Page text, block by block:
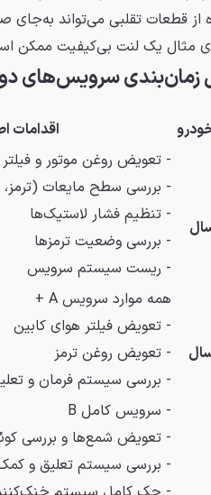
از قطعات تقلبی می‌تواند به‌جای
مثال یک لنت بی‌کیفیت ممکن
سرویس‌های
اقدامات
- تعویض روغن موتور و
- بررسی سطح مایعات
- تنظیم فشار لاستیک‌ها
- بررسی وضعیت ترمزها
- ریست سیستم سرویس
همه موارد سرویس A +
- تعویض فیلتر هوای کابین
- تعویض روغن ترمز
- بررسی سیستم فرمان و
- سرویس کامل B
- تعویض شمع‌ها و بررسی
- بررسی سیستم تعلیق و